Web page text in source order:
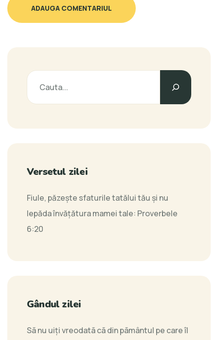
ADAUGA COMENTARIUL
Versetul zilei
Fiule, păzeşte sfaturile tatălui tău şi nu
lepăda învăţătura mamei tale: Proverbele
6:20
Gândul zilei
Sã nu uiţi vreodatã cã din pãmântul pe care îl